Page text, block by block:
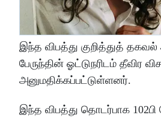
இந்த விபத்து குறித்துத்
பேருந்தின் ஓட்டுநரிடம்
அனுமதிக்கப்பட்டுள்ளனர்.
இந்த விபத்து தொடர்பாக